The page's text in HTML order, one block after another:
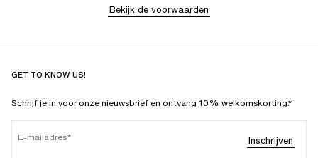
Bekijk de voorwaarden
GET TO KNOW US!
Schrijf je in voor onze nieuwsbrief en ontvang 10% welkomskorting.*
E-mailadres Inschrijven